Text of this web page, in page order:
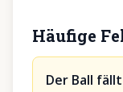
Häufige
Der Ball